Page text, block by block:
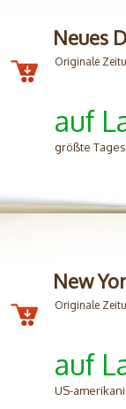
Neues
Originale
auf
größte
New
Originale
auf
US-